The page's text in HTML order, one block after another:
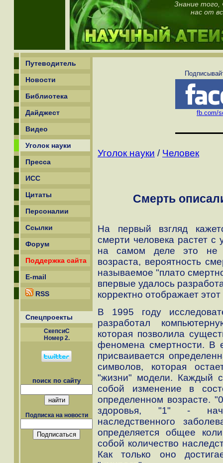
Знание того,
нас от
Путеводитель
Новости
Библиотека
Дайджест
Видео
Уголок науки
Пресса
ИСС
Цитаты
Персоналии
Ссылки
Форум
Поддержка сайта
E-mail
RSS
Спецпроекты
СкепсиС
Номер 2.
поиск по сайту
Подписка на новости
fb.com/
Уголок науки / Человек
Смерть
На первый взгляд
смерти человека растет с
на самом деле это не
возраста, вероятность
называемое "плато
впервые удалось
корректно отображает
В 1995 году
разработал
которая позволила
феномена смертности. В
присваивается
символов, которая
"жизни" модели. Каждый
собой изменение в
определенном возрасте.
здоровья, "1" -
наследственного
определяется общее
собой количество
Как только оно